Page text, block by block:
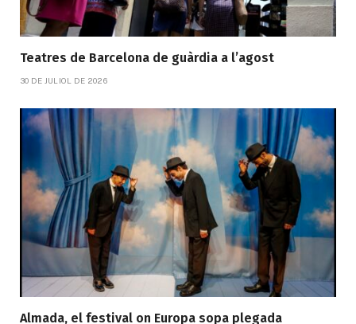
Teatres de Barcelona de guàrdia a l’agost
30 DE JULIOL DE 2026
Almada, el festival on Europa sopa plegada